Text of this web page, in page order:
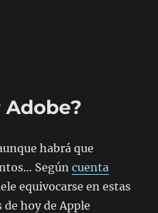
habrá que
Segúncuenta
equivocarse en estas
de hoy de Apple